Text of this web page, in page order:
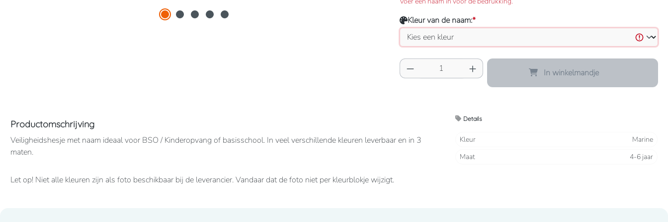
Kleur van de naam:*
Producthoeveelheid: Voer de gewenste
In winkelmandje
Productomschrijving
Veiligheidshesje met naam ideaal voor BSO / Kinderopvang of basisschool. In veel verschillende kleuren leverbaar en in 3
maten.
Let op! Niet alle kleuren zijn als foto beschikbaar bij de leverancier. Vandaar dat de foto niet per kleurblokje wijzigt.
Details
Kleur
Marine
Maat
4-6 jaar